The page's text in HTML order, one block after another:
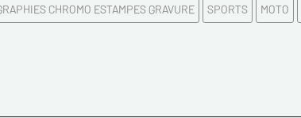
CHROMO ESTAMPES GRAVURE SPORTS MOTO